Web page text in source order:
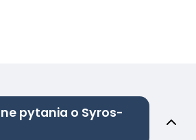
pytania o Syros-